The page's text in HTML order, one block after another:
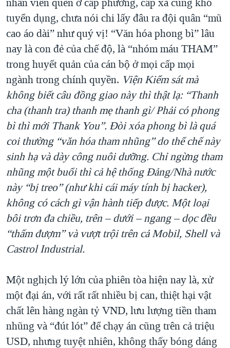
tuyển dụng, chưa nói chi lấy đâu ra đội quân “mũ
cao áo dài” như quý vị! “Văn hóa phong bì” lâu
nay là con đẻ của chế độ, là “nhóm máu THAM”
trong huyết quản của cán bộ ở mọi cấp mọi
ngành trong chính quyền. Viện Kiểm sát mà
không biết câu đồng giao này thì thật lạ: “Thanh
cha (thanh tra) thanh mẹ thanh gì/ Phải có phong
bì thì mới Thank You”. Đòi xóa phong bì là quá
coi thường “văn hóa tham nhũng” do thể chế này
sinh hạ và dày công nuôi dưỡng. Chỉ ngừng tham
nhũng một buổi thì cả hệ thống Đảng/Nhà nước
này “bị treo” (như khi cái máy tính bị hacker),
không có cách gì vận hành tiếp được. Một loại
bôi trơn đa chiều, trên – dưới – ngang – dọc đều
“thấm đượm” và vượt trội trên cảMobil, Shell và
Castrol Industrial.
Một nghịch lý lớn của phiên tòa hiện nay là, xử
một đại án, với rất rất nhiều bị can, thiệt hại vật
chất lên hàng ngàn tỷ VND, lưu lượng tiền tham
nhũng và “đút lót” để chạy án cũng trên cả triệu
USD, nhưng tuyệt nhiên, không thấy bóng dáng